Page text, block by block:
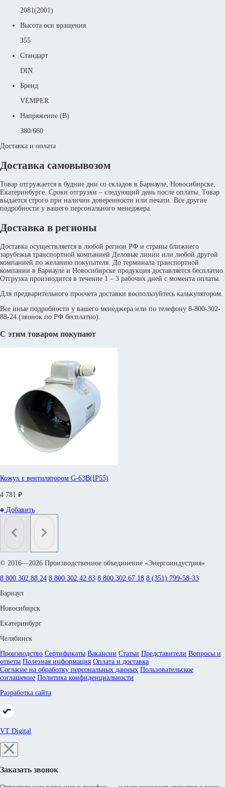
2081(2001)
Высота оси вращения
355
Стандарт
DIN
Бренд
VEMPER
Напряжение (В)
380/660
Доставка и оплата
Доставка самовывозом
Товар отгружается в будние дни со складов в Барнауле, Новосибирске,
Екатеринбурге. Сроки отгрузки – следующий день после оплаты. Товар
выдается строго при наличии доверенности или печати. Все другие
подробности у вашего персонального менеджера.
Доставка в регионы
Доставка осуществляется в любой регион РФ и страны ближнего
зарубежья транспортной компанией Деловые линии или любой другой
компанией по желанию покупателя. До терминала транспортной
компании в Барнауле и Новосибирске продукция доставляется бесплатно.
Отгрузка производится в течение 1 – 3 рабочих дней с момента оплаты.
Для предварительного просчета доставки воспользуйтесь калькулятором.
Все иные подробности у вашего менеджера или по телефону 8-800-302-
88-24 (звонок по РФ бесплатно).
С этим товаром покупают
Кожух с вентилятором G-63B(IP55)
4 781 ₽
Добавить
© 2016—2026 Производственное объединение «Энергоиндустрия»
8 800 302 88 24 8 800 302 42 83 8 800 302 67 18 8 (351) 799-58-33
Барнаул
Новосибирск
Екатеринбург
Челябинск
Производство Сертификаты Вакансии Статьи Представители Вопросы и
ответы Полезная информация Оплата и доставка
Согласие на обработку персональных данных Пользовательское
соглашение Политика конфиденциальности
Разработка сайта
VT Digital
Заказать звонок